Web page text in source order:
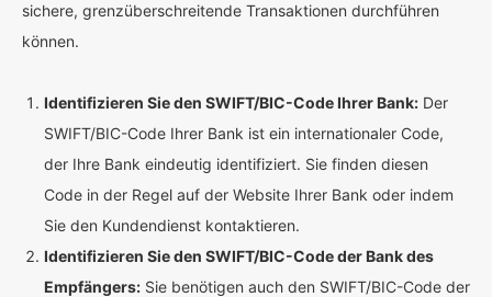
sichere, grenzüberschreitende Transaktionen durchführen
können.
Identifizieren Sie den SWIFT/BIC-Code Ihrer Bank: Der
SWIFT/BIC-Code Ihrer Bank ist ein internationaler Code,
der Ihre Bank eindeutig identifiziert. Sie finden diesen
Code in der Regel auf der Website Ihrer Bank oder indem
Sie den Kundendienst kontaktieren.
Identifizieren Sie den SWIFT/BIC-Code der Bank des
Empfängers: Sie benötigen auch den SWIFT/BIC-Code der